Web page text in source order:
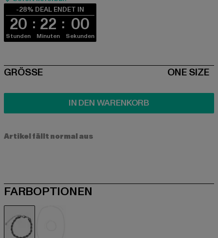
-28% DEAL ENDET IN
20
Stunden
22
Minuten
00
Sekunden
SIZE
GRÖSSE ONE SIZE
IN DEN WARENKORB
Artikel fällt normal aus
FARBOPTIONEN